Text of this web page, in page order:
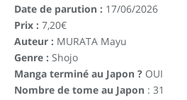
Date de parution : 17/06/2026
Prix : 7,20€
Auteur : MURATA Mayu
Genre : Shojo
Manga terminé au Japon ? OUI
Nombre de tome au Japon : 31